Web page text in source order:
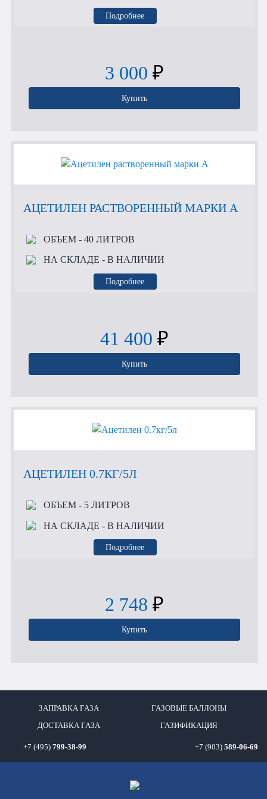
Подробнее
3 000 ₽
Купить
АЦЕТИЛЕН РАСТВОРЕННЫЙ МАРКИ А
ОБЪЕМ- 40 ЛИТРОВ
НА СКЛАДЕ - В НАЛИЧИИ
Подробнее
41 400 ₽
Купить
АЦЕТИЛЕН 0.7КГ/5Л
ОБЪЕМ- 5 ЛИТРОВ
НА СКЛАДЕ - В НАЛИЧИИ
Подробнее
2 748 ₽
Купить
ЗАПРАВКА ГАЗА ГАЗОВЫЕ БАЛЛОНЫ
ДОСТАВКА ГАЗА ГАЗИФИКАЦИЯ
+7 (495) 799-38-99 +7 (903) 589-06-69